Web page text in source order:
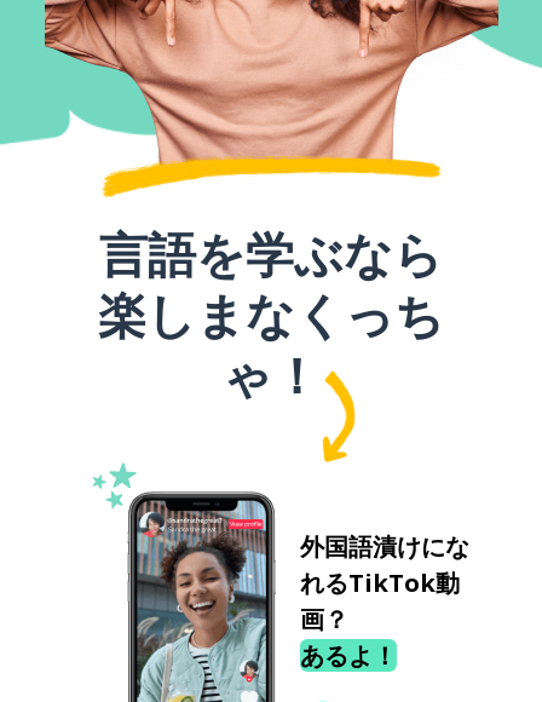
言語を学ぶなら
楽しまなくっち
ゃ！
外国語漬けにな
れるTikTok動
画？
あるよ！